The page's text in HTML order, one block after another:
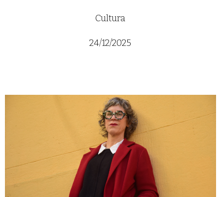
Cultura
24/12/2025